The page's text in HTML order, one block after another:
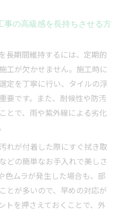
事の高級感を長持ちさせる方
長期間維持するには、定期的
工が欠かせません。施工時に
定を丁寧に行い、タイルの浮
要です。また、耐候性や防汚
とで、雨や紫外線による劣化
れが付着した際にすぐ拭き取
どの簡単なお手入れで美しさ
色ムラが発生した場合も、部
とが多いので、早めの対応が
トを押さえておくことで、外